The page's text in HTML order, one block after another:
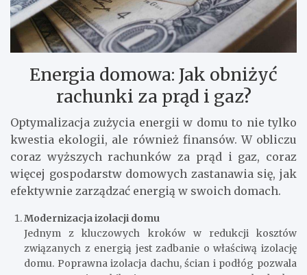
Energia domowa: Jak obniżyć
rachunki za prąd i gaz?
Optymalizacja zużycia energii w domu to nie tylko
kwestia ekologii, ale również finansów. W obliczu
coraz wyższych rachunków za prąd i gaz, coraz
więcej gospodarstw domowych zastanawia się, jak
efektywnie zarządzać energią w swoich domach.
Modernizacja izolacji domu
Jednym z kluczowych kroków w redukcji kosztów
związanych z energią jest zadbanie o właściwą izolację
domu. Poprawna izolacja dachu, ścian i podłóg pozwala